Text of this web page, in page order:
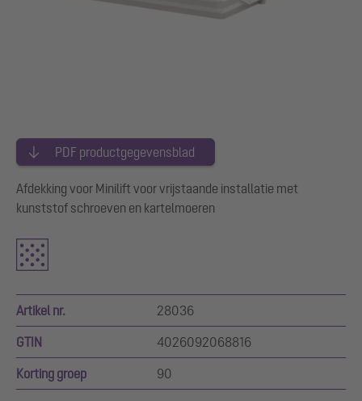
PDF productgegevensblad
Afdekking voor Minilift voor vrijstaande installatie met
kunststof schroeven en kartelmoeren
Artikel nr. 28036
GTIN 4026092068816
Korting groep 90